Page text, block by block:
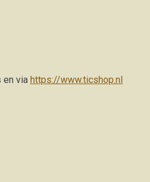
en via https://www.ticshop.nl